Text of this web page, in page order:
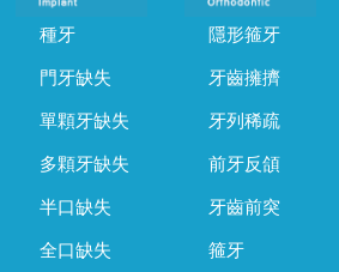
種牙
門牙缺失
單顆牙缺失
多顆牙缺失
半口缺失
全口缺失
隱形箍牙
牙齒擁擠
牙列稀疏
前牙反頜
牙齒前突
箍牙